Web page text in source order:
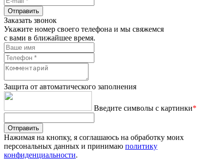
Отправить
Заказать звонок
Укажите номер своего телефона и мы свяжемся
с вами в ближайшее время.
Защита от автоматического заполнения
Введите символы с картинки*
Отправить
Нажимая на кнопку, я соглашаюсь на обработку моих
персональных данных и принимаю политику
конфиденциальности.